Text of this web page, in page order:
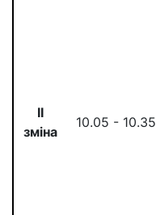
II
зміна
10.05 - 10.35